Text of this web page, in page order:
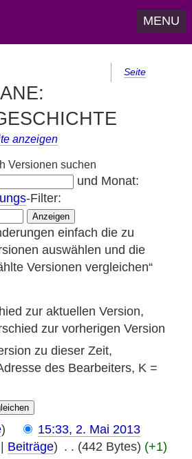
MENU
Seite
anzeigen
Versionen suchen
und Monat:
-Filter:
einfach die zu
auswählen und die
Versionen vergleichen“
zur aktuellen Version,
zur vorherigen Version
zu dieser Zeit,
des Bearbeiters, K =
)
15:33, 2. Mai 2013
Beiträge) . . (442 Bytes) (+1)